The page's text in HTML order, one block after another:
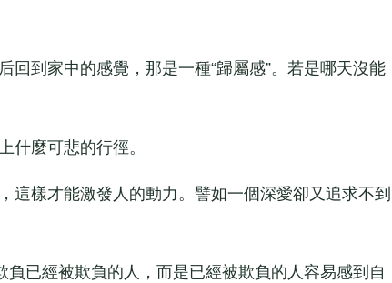
到家中的感覺，那是一種“歸屬感”。若是哪天沒能
麼可悲的行徑。
樣才能激發人的動力。譬如一個深愛卻又追求不到
已經被欺負的人，而是已經被欺負的人容易感到自